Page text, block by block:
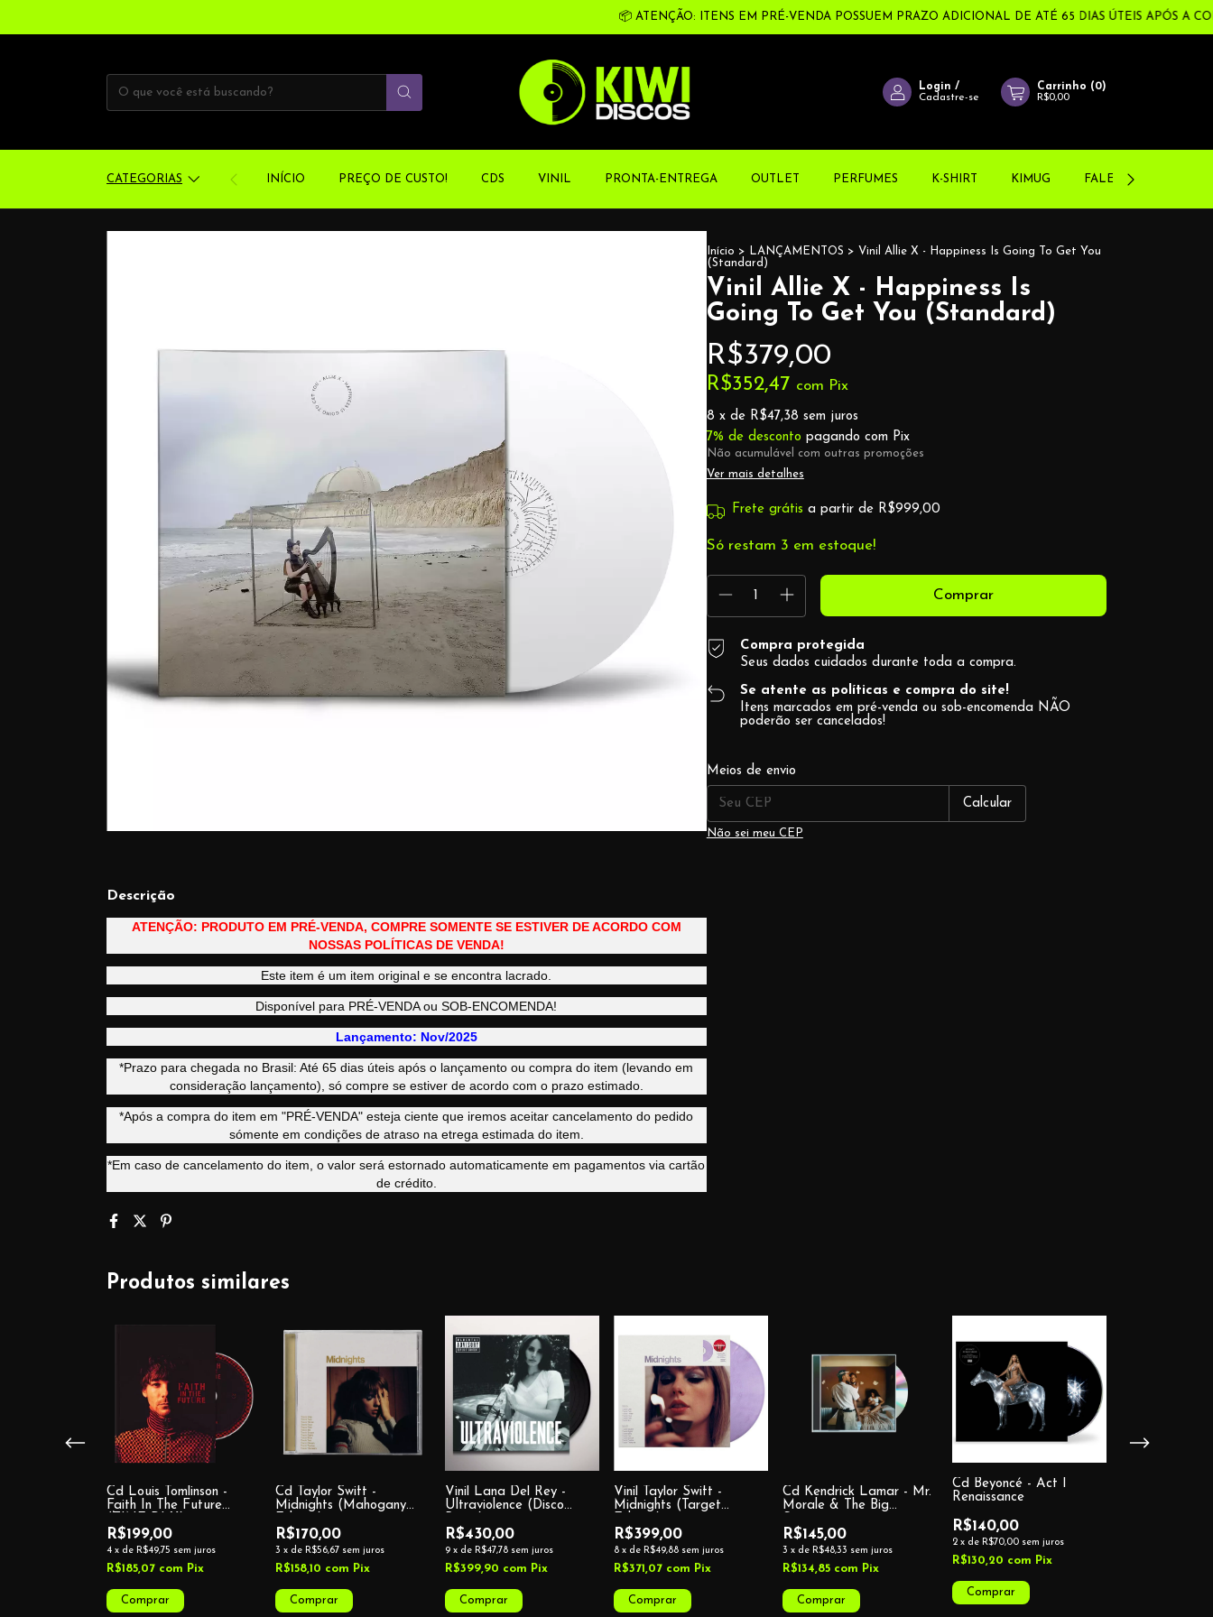
📦 ATENÇÃO: ITENS EM PRÉ-VENDA POSSUEM PRAZO ADICIONAL DE ATÉ 65 DIAS ÚTEIS APÓS A
Login /
Cadastre-se
Carrinho (0)
R$0,00
CATEGORIAS INÍCIO PREÇO DE CUSTO! CDS VINIL PRONTA-ENTREGA OUTLET PERFUMES K-SHIRT KIMUG FALE CONOSCO!
Início > LANÇAMENTOS > Vinil Allie X - Happiness Is Going To Get You
(Standard)
Vinil Allie X - Happiness Is
Going To Get You (Standard)
R$379,00
R$352,47 com Pix
8 x de R$47,38 sem juros
7% de desconto pagando com Pix
Não acumulável com outras promoções
Ver mais detalhes
Frete grátis a partir de R$999,00
Só restam 3 em estoque!
Compra protegida
Seus dados cuidados durante toda a compra.
Se atente as políticas e compra do site!
Itens marcados em pré-venda ou sob-encomenda NÃO
poderão ser cancelados!
Entregas para o CEP:
Meios de envio
Calcular
Não sei meu CEP
Descrição
ATENÇÃO: PRODUTO EM PRÉ-VENDA, COMPRE SOMENTE SE ESTIVER DE ACORDO COM
NOSSAS POLÍTICAS DE VENDA!
Este item é um item original e se encontra lacrado.
Disponível para PRÉ-VENDA ou SOB-ENCOMENDA!
Lançamento: Nov/2025
*Prazo para chegada no Brasil: Até 65 dias úteis após o lançamento ou compra do item (levando em
consideração lançamento), só compre se estiver de acordo com o prazo estimado.
*Após a compra do item em "PRÉ-VENDA" esteja ciente que iremos aceitar cancelamento do pedido
sómente em condições de atraso na etrega estimada do item.
*Em caso de cancelamento do item, o valor será estornado automaticamente em pagamentos via cartão
de crédito.
Produtos similares
Cd Louis Tomlinson -
Faith In The Future
R$199,00
4 x de R$49,75 sem juros
R$185,07 com Pix
Cd Taylor Swift -
Midnights (Mahogany
R$170,00
3 x de R$56,67 sem juros
R$158,10 com Pix
Vinil Lana Del Rey -
Ultraviolence (Disco
R$430,00
9 x de R$47,78 sem juros
R$399,90 com Pix
Vinil Taylor Swift -
Midnights (Target
R$399,00
8 x de R$49,88 sem juros
R$371,07 com Pix
Cd Kendrick Lamar - Mr.
Morale & The Big
R$145,00
3 x de R$48,33 sem juros
R$134,85 com Pix
Cd Beyoncé - Act I
Renaissance
R$140,00
2 x de R$70,00 sem juros
R$130,20 com Pix